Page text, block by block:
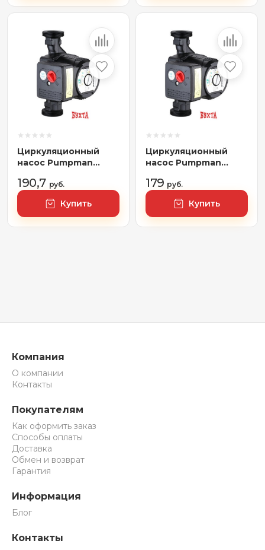
Циркуляционный
насос Pumpman
190,7 руб.
Купить
Циркуляционный
насос Pumpman
179 руб.
Купить
Компания
О компании
Контакты
Покупателям
Как оформить заказ
Способы оплаты
Доставка
Обмен и возврат
Гарантия
Информация
Блог
Контакты